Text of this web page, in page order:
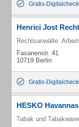
Gratis-Digitalcheck
Henrici Jost
Rechtsanwälte:
Fasanenstr. 41
10719 Berlin
Gratis-Digitalcheck
HESKO
Tabak und